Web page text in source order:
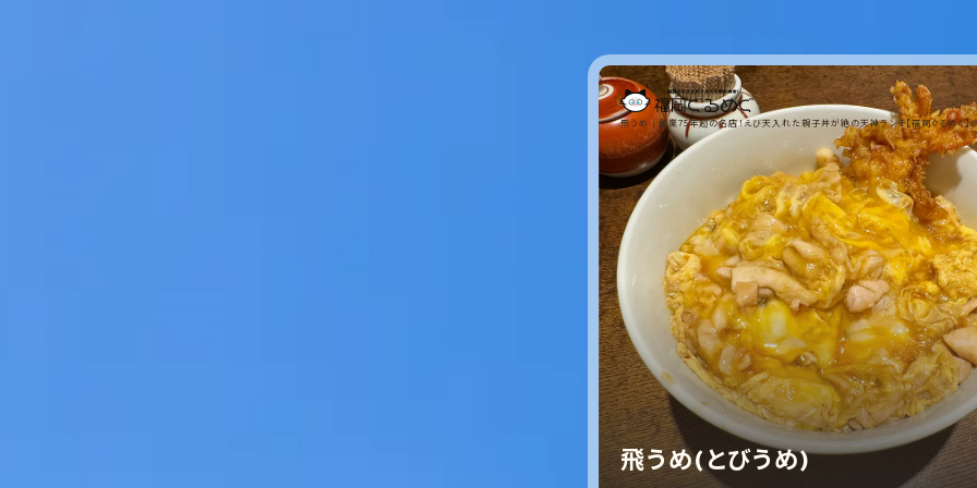
飛うめ｜創業75年超の名店！えび天入れた親子丼が絶の天神ランチ【福岡ぐるめぐ】
飛うめ(とびうめ)